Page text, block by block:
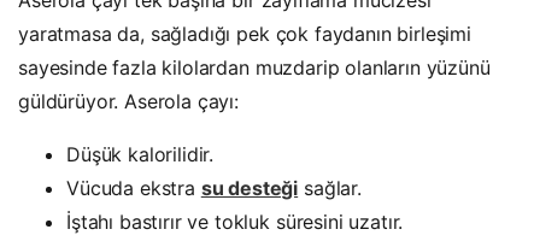
yaratmasa da, sağladığı pek çok faydanın birleşimi
sayesinde fazla kilolardan muzdarip olanların yüzünü
güldürüyor. Aserola çayı:
Düşük kalorilidir.
Vücuda ekstra su desteği sağlar.
İştahı bastırır ve tokluk süresini uzatır.